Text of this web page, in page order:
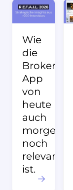
Wie
die
Broker-
App
von
heute
auch
morgen
noch
relevant
ist.